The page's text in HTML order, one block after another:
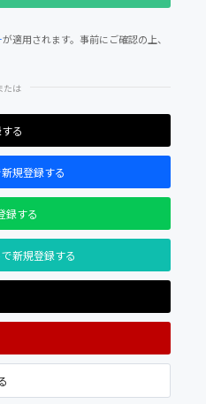
が適用されます。事前にご確認の上、
る
規登録する
録する
新規登録する